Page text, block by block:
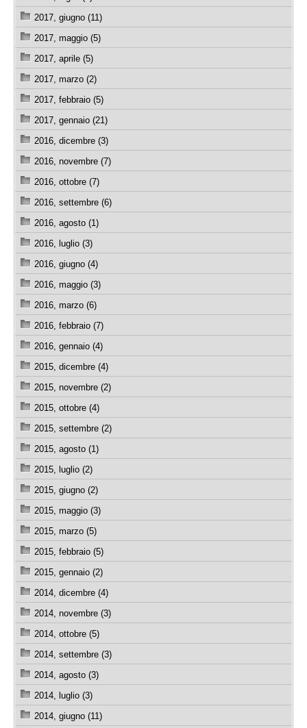
2017, giugno (11)
2017, maggio (5)
2017, aprile (5)
2017, marzo (2)
2017, febbraio (5)
2017, gennaio (21)
2016, dicembre (3)
2016, novembre (7)
2016, ottobre (7)
2016, settembre (6)
2016, agosto (1)
2016, luglio (3)
2016, giugno (4)
2016, maggio (3)
2016, marzo (6)
2016, febbraio (7)
2016, gennaio (4)
2015, dicembre (4)
2015, novembre (2)
2015, ottobre (4)
2015, settembre (2)
2015, agosto (1)
2015, luglio (2)
2015, giugno (2)
2015, maggio (3)
2015, marzo (5)
2015, febbraio (5)
2015, gennaio (2)
2014, dicembre (4)
2014, novembre (3)
2014, ottobre (5)
2014, settembre (3)
2014, agosto (3)
2014, luglio (3)
2014, giugno (11)